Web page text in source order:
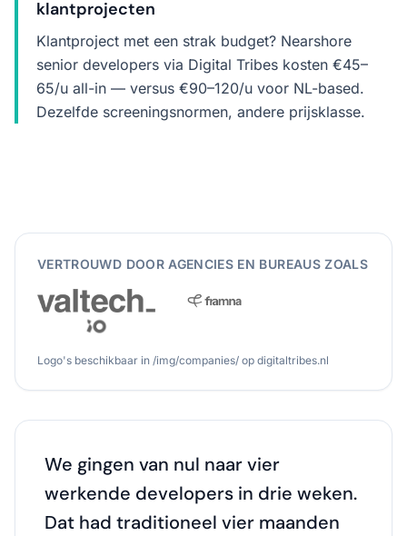
klantprojecten
Klantproject met een strak budget? Nearshore
senior developers via Digital Tribes kosten €45–
65/u all-in — versus €90–120/u voor NL-based.
Dezelfde screeningsnormen, andere prijsklasse.
VERTROUWD DOOR AGENCIES EN BUREAUS ZOALS
Logo's beschikbaar in /img/companies/ op digitaltribes.nl
We gingen van nul naar vier
werkende developers in drie weken.
Dat had traditioneel vier maanden